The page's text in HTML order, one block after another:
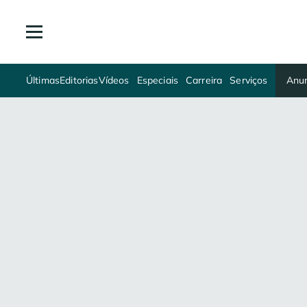
ÚltimasEditoriasVídeos Especiais Carreira Serviços